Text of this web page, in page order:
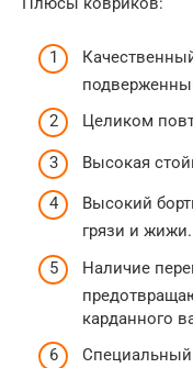
Целиком
Высокая
Высокий
грязи и жижи.
Наличие
карданного
Специальный